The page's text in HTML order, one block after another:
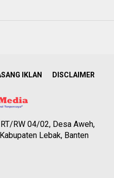
IKLAN DISCLAIMER
RW 04/02, Desa Aweh,
Lebak, Banten